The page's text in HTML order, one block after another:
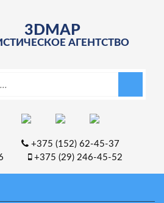
3DMAP
АГЕНТСТВО
+375 (152) 62-45-37
+375 (29) 246-45-52